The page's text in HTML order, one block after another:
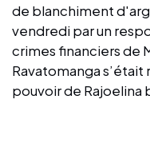
de blanchiment
vendredi par un
crimes financiers de
Ravatomanga s’était
pouvoir de Rajoelina